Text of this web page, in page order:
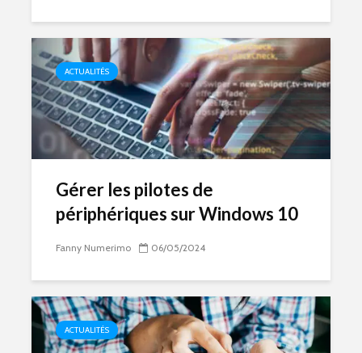
ACTUALITÉS
Gérer les pilotes de
périphériques sur Windows 10
Fanny Numerimo 06/05/2024
ACTUALITÉS